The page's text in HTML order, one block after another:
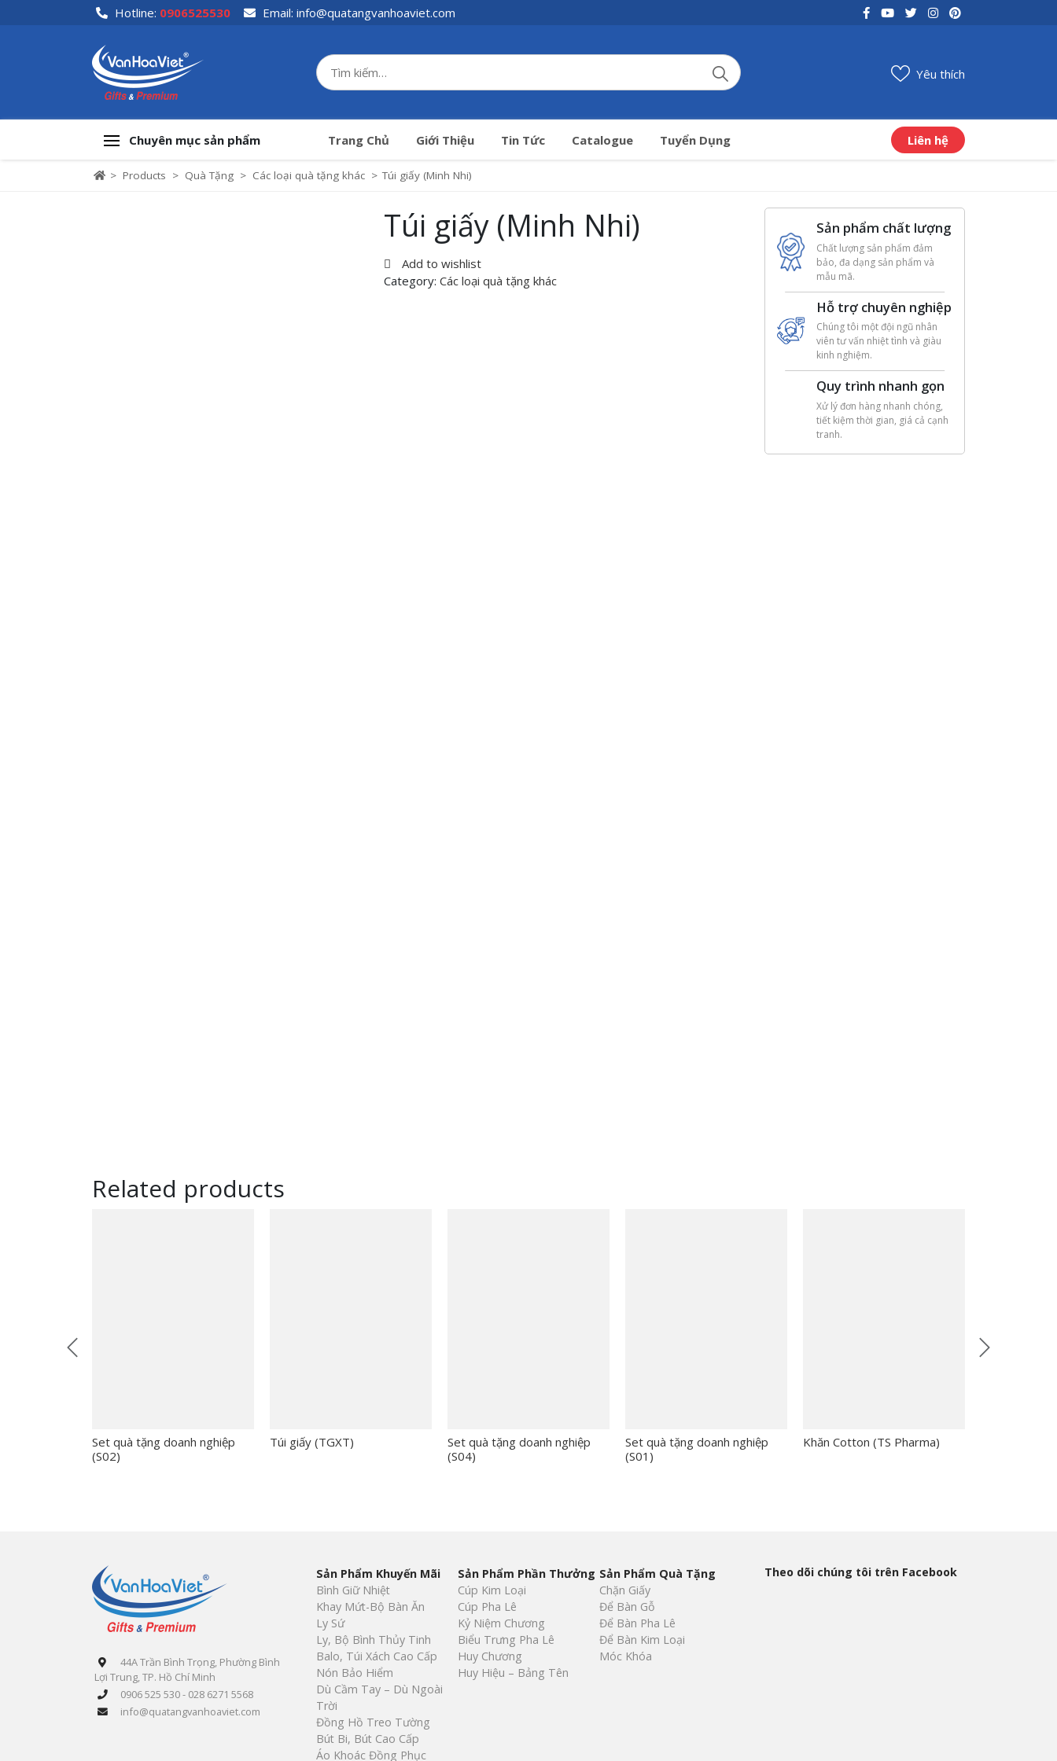
Hotline: 0906525530 Email: info@quatangvanhoaviet.com
Yêu thích
Chuyên mục sản phẩm Trang Chủ Giới Thiệu Tin Tức Catalogue Tuyển Dụng Liên hệ
> Products > Quà Tặng > Các loại quà tặng khác > Túi giấy (Minh Nhi)
Túi giấy (Minh Nhi)
Add to wishlist
Category:Các loại quà tặng khác
Sản phẩm chất lượng
Chất lượng sản phẩm đảm
bảo, đa dạng sản phẩm và
mẫu mã.
Hỗ trợ chuyên nghiệp
Chúng tôi một đội ngũ nhân
viên tư vấn nhiệt tình và giàu
kinh nghiệm.
Quy trình nhanh gọn
Xử lý đơn hàng nhanh chóng,
tiết kiệm thời gian, giá cả cạnh
tranh.
Related products
Set quà tặng doanh nghiệp
(S02)
Túi giấy (TGXT)
Set quà tặng doanh nghiệp
(S04)
Set quà tặng doanh nghiệp
(S01)
Khăn Cotton (TS Pharma)
44A Trần Bình Trọng, Phường Bình
Lợi Trung, TP. Hồ Chí Minh
0906 525 530 - 028 6271 5568
info@quatangvanhoaviet.com
Sản Phẩm Khuyến Mãi
Bình Giữ Nhiệt
Khay Mứt-Bộ Bàn Ăn
Ly Sứ
Ly, Bộ Bình Thủy Tinh
Balo, Túi Xách Cao Cấp
Nón Bảo Hiểm
Dù Cầm Tay – Dù Ngoài
Trời
Đồng Hồ Treo Tường
Bút Bi, Bút Cao Cấp
Áo Khoác Đồng Phục
Sản Phẩm Phần Thưởng
Cúp Kim Loại
Cúp Pha Lê
Kỷ Niệm Chương
Biểu Trưng Pha Lê
Huy Chương
Huy Hiệu – Bảng Tên
Sản Phẩm Quà Tặng
Chặn Giấy
Để Bàn Gỗ
Để Bàn Pha Lê
Để Bàn Kim Loại
Móc Khóa
Theo dõi chúng tôi trên Facebook